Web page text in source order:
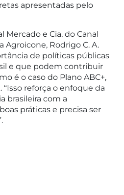
apresentadas pelo
Mercado e Cia, do Canal
Agroicone, Rodrigo C. A.
de políticas públicas
e que podem contribuir
é o caso do Plano ABC+,
reforça o enfoque da
brasileira com a
práticas e precisa ser